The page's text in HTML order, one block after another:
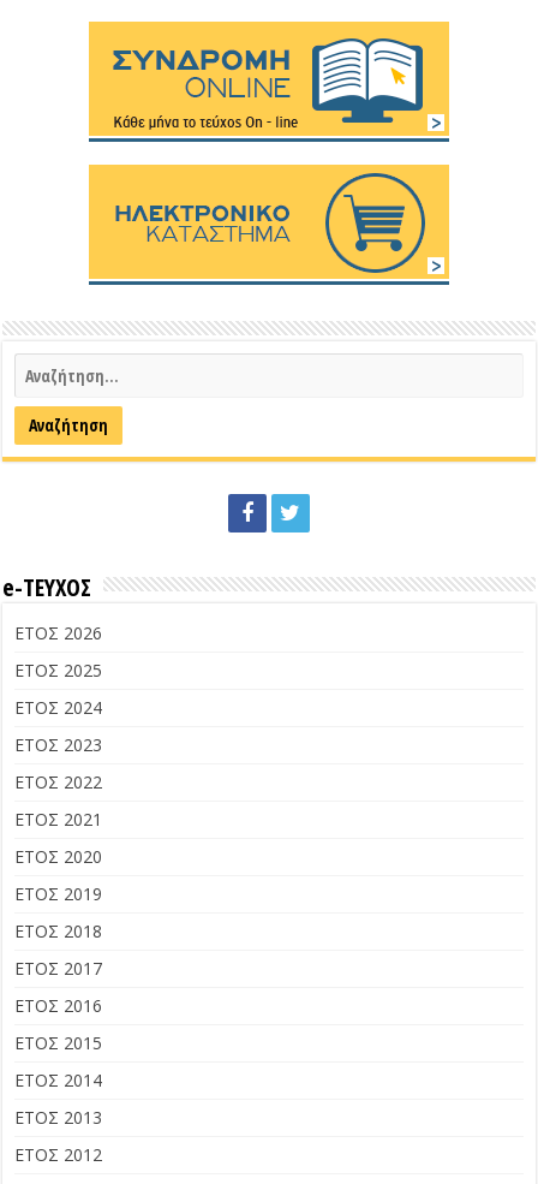
e-ΤΕΥΧΟΣ
ΕΤΟΣ 2026
ΕΤΟΣ 2025
ΕΤΟΣ 2024
ΕΤΟΣ 2023
ΕΤΟΣ 2022
ΕΤΟΣ 2021
ΕΤΟΣ 2020
ΕΤΟΣ 2019
ΕΤΟΣ 2018
ΕΤΟΣ 2017
ΕΤΟΣ 2016
ΕΤΟΣ 2015
ΕΤΟΣ 2014
ΕΤΟΣ 2013
ΕΤΟΣ 2012